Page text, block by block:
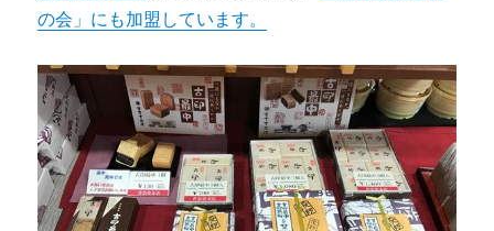
の会」にも加盟しています。